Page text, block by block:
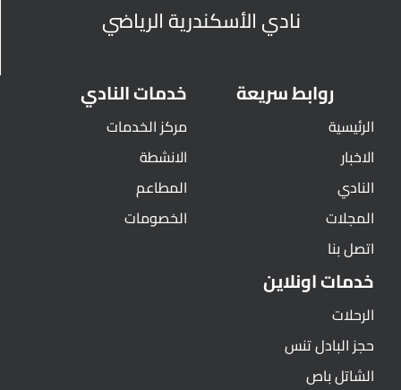
نادي الأسكندرية الرياضي
روابط سريعة
الرئيسية
الاخبار
النادي
المجلات
اتصل بنا
خدمات النادي
مركز الخدمات
الانشطة
المطاعم
الخصومات
خدمات اونلاين
الرحلات
حجز البادل تنس
الشاتل باص